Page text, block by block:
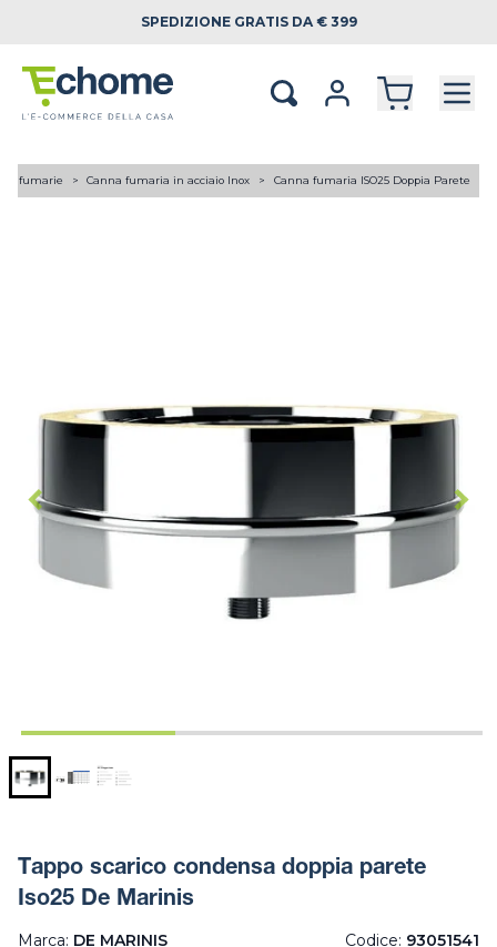
SPEDIZIONE GRATIS DA € 399
fumarie Canna fumaria in acciaio Inox Canna fumaria ISO25 Doppia Parete
Tappo scarico condensa doppia parete
Iso25 De Marinis
Marca: DE MARINIS Codice: 93051541